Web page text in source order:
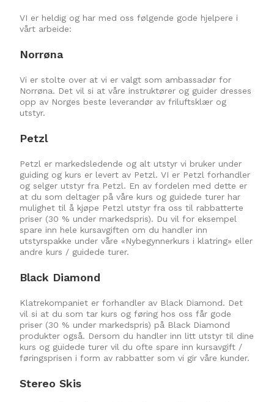
VI er heldig og har med oss følgende gode hjelpere i
vårt arbeide:
Norrøna
Vi er stolte over at vi er valgt som ambassadør for
Norrøna. Det vil si at våre instruktører og guider dresses
opp av Norges beste leverandør av friluftsklær og
utstyr.
Petzl
Petzl er markedsledende og alt utstyr vi bruker under
guiding og kurs er levert av Petzl. VI er Petzl forhandler
og selger utstyr fra Petzl. En av fordelen med dette er
at du som deltager på våre kurs og guidede turer har
mulighet til å kjøpe Petzl utstyr fra oss til rabbatterte
priser (30 % under markedspris). Du vil for eksempel
spare inn hele kursavgiften om du handler inn
utstyrspakke under våre «Nybegynnerkurs i klatring» eller
andre kurs / guidede turer.
Black Diamond
Klatrekompaniet er forhandler av Black Diamond. Det
vil si at du som tar kurs og føring hos oss får gode
priser (30 % under markedspris) på Black Diamond
produkter også. Dersom du handler inn litt utstyr til dine
kurs og guidede turer vil du ofte spare inn kursavgift /
føringsprisen i form av rabbatter som vi gir våre kunder.
Stereo Skis